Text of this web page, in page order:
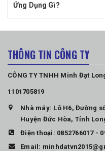
Ứng Dụng Gì?
THÔNG TIN CÔNG TY
CÔNG TY TNHH Minh Đạt
1101705819
Nhà máy: Lô H6, Đường
Huyện Đức Hòa, Tỉnh
Điện thoại: 0852766017-
Email: